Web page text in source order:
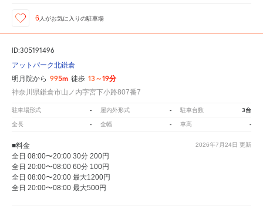
6 人がお気に入りの駐車場
ID:305191496
アットパーク北鎌倉
明月院から 995m 徒歩 13～19分
神奈川県鎌倉市山ノ内字宮下小路807番7
駐車場形式 - 屋内外形式 - 駐車台数 3台
全長 - 全幅 - 車高 -
2026年7月24日 更新
■料金
全日 08:00〜20:00 30分 200円
全日 20:00〜08:00 60分 100円
全日 08:00〜20:00 最大1200円
全日 20:00〜08:00 最大500円